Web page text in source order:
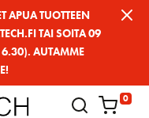
APUA TUOTTEEN
TAI SOITA 09
AUTAMME
0